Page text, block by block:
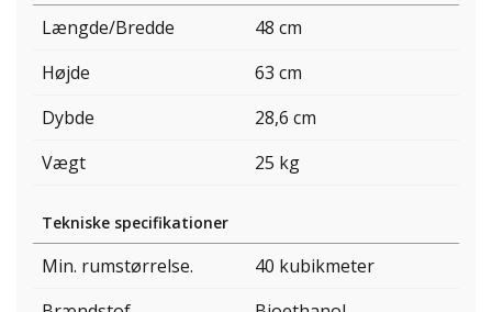
Længde/Bredde
48 cm
Højde
63 cm
Dybde
28,6 cm
Vægt
25 kg
Tekniske specifikationer
Min. rumstørrelse.
40 kubikmeter